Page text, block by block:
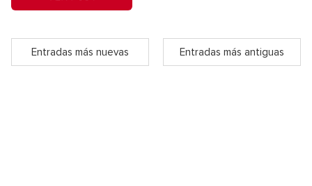
Entradas más nuevas Entradas más antiguas